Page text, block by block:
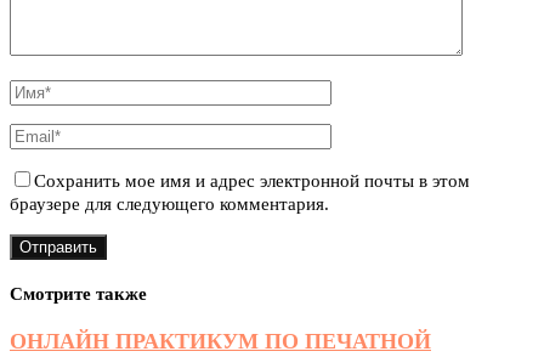
Сохранить мое имя и адрес электронной почты в этом
браузере для следующего комментария.
Смотрите также
ОНЛАЙН ПРАКТИКУМ ПО ПЕЧАТНОЙ